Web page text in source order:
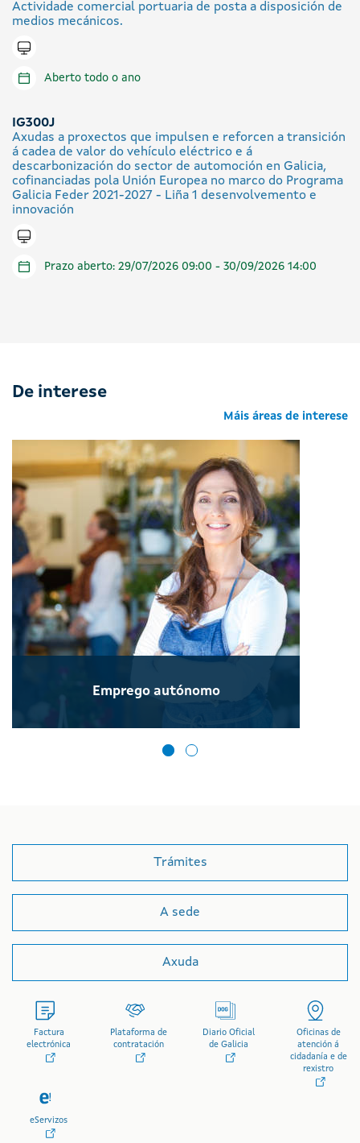
Actividade comercial portuaria de posta a disposición de
medios mecánicos.
Tramitar en liña
Aberto todo o ano
IG300J
Axudas a proxectos que impulsen e reforcen a transición
á cadea de valor do vehículo eléctrico e á
descarbonización do sector de automoción en Galicia,
cofinanciadas pola Unión Europea no marco do Programa
Galicia Feder 2021-2027 - Liña 1 desenvolvemento e
innovación
Tramitar en liña
Prazo aberto: 29/07/2026 09:00 - 30/09/2026 14:00
De interese
Máis áreas de interese
Emprego autónomo
Trámites
A sede
Axuda
Factura
electrónica
Plataforma de
contratación
Diario Oficial
de Galicia
Oficinas de
atención á
cidadanía e de
rexistro
eServizos